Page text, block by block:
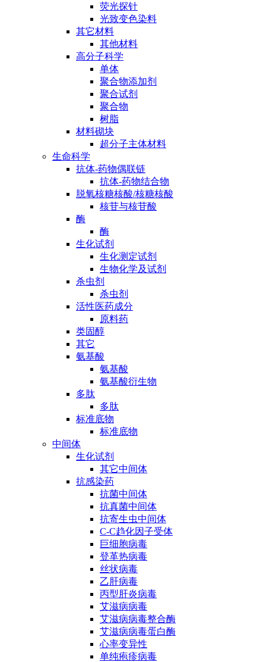
荧光探针
光致变色染料
其它材料
其他材料
高分子科学
单体
聚合物添加剂
聚合试剂
聚合物
树脂
材料砌块
超分子主体材料
生命科学
抗体-药物偶联链
抗体-药物结合物
脱氧核糖核酸/核糖核酸
核苷与核苷酸
酶
酶
生化试剂
生化测定试剂
生物化学及试剂
杀虫剂
杀虫剂
活性医药成分
原料药
类固醇
其它
氨基酸
氨基酸
氨基酸衍生物
多肽
多肽
标准底物
标准底物
中间体
生化试剂
其它中间体
抗感染药
抗菌中间体
抗真菌中间体
抗寄生虫中间体
C-C趋化因子受体
巨细胞病毒
登革热病毒
丝状病毒
乙肝病毒
丙型肝炎病毒
艾滋病病毒
艾滋病病毒整合酶
艾滋病病毒蛋白酶
心率变异性
单纯疱疹病毒